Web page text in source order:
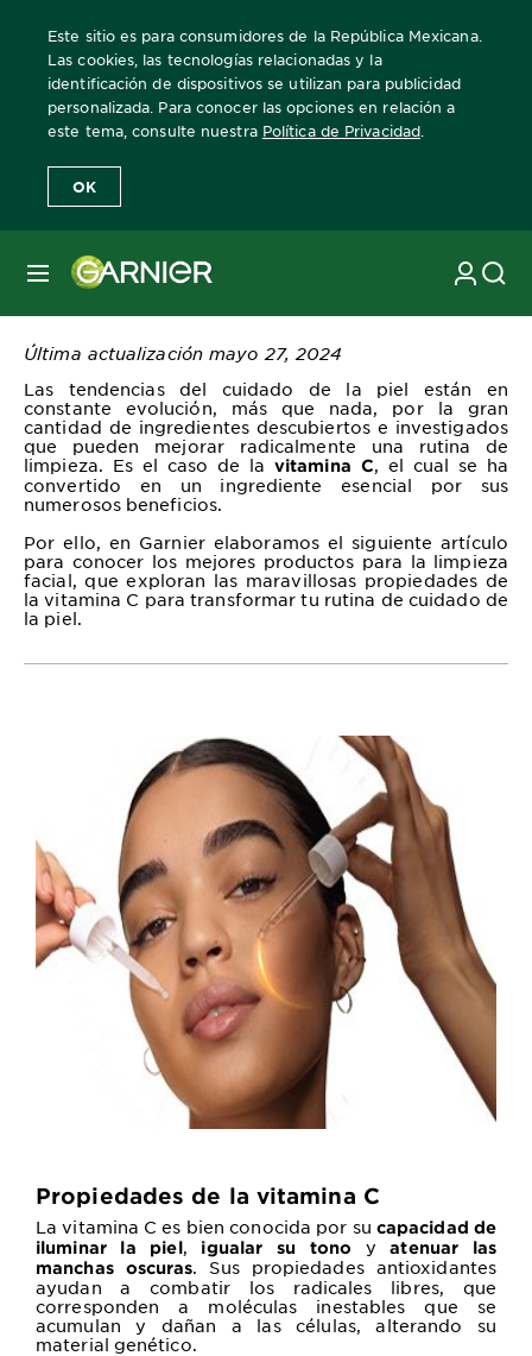
Este sitio es para consumidores de la República Mexicana.
Las cookies, las tecnologías relacionadas y la
identificación de dispositivos se utilizan para publicidad
personalizada. Para conocer las opciones en relación a
este tema, consulte nuestra Política de Privacidad
OK
MENÚ
Home Revista Garnier Limpieza facial libre de basura con
Limpieza facial libre de
basura con rutina
completa vitamina C
Última actualización mayo 27, 2024
Las tendencias del cuidado de la piel están en
constante evolución, más que nada, por la gran
cantidad de ingredientes descubiertos e investigados
que pueden mejorar radicalmente una rutina de
limpieza. Es el caso de la vitamina C, el cual se ha
convertido en un ingrediente esencial por sus
numerosos beneficios.
Por ello, en Garnier elaboramos el siguiente artículo
para conocer los mejores productos para la limpieza
facial, que exploran las maravillosas propiedades de
la vitamina C para transformar tu rutina de cuidado de
la piel.
Propiedades de la vitamina C
La vitamina C es bien conocida por su capacidad de
iluminar la piel, igualar su tono yatenuar las
manchas oscuras. Sus propiedades antioxidantes
ayudan a combatir los radicales libres, que
corresponden a moléculas inestables que se
acumulan y dañan a las células, alterando su
material genético.